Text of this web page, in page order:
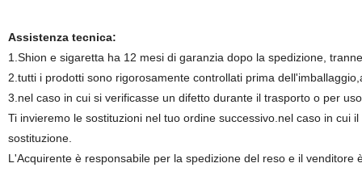
Assistenza tecnica:
1.Shion e sigaretta ha 12 mesi di garanzia dopo la spedizione,
2.tutti i prodotti sono rigorosamente controllati prima
3.nel caso in cui si verificasse un difetto durante il trasporto o per
Ti invieremo le sostituzioni nel tuo ordine successivo.nel caso in cui
sostituzione.
L'Acquirente è responsabile per la spedizione del reso e il